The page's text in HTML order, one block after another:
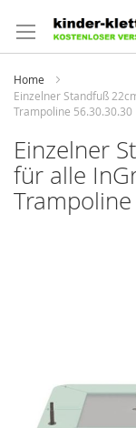
zum
Inhalt
Home
Einzelner Standfuß
Trampoline 56.30.30.30
Einzelner
für alle